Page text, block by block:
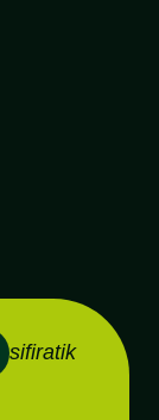
sifiratik